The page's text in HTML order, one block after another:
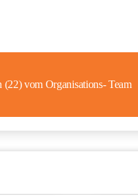
vom Organisations- Team